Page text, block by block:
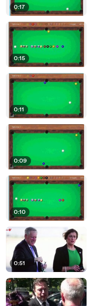
0:17
0:15
0:11
0:09
0:10
0:51